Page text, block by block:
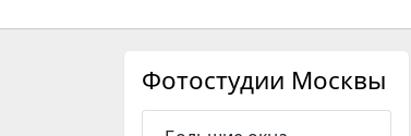
Фотостудии Москвы